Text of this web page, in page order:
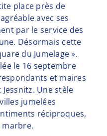
place près de
avec ses
par le service des
Désormais cette
du Jumelage ».
le 16 septembre
et maires
Une stèle
jumelées
réciproques,
marbre.